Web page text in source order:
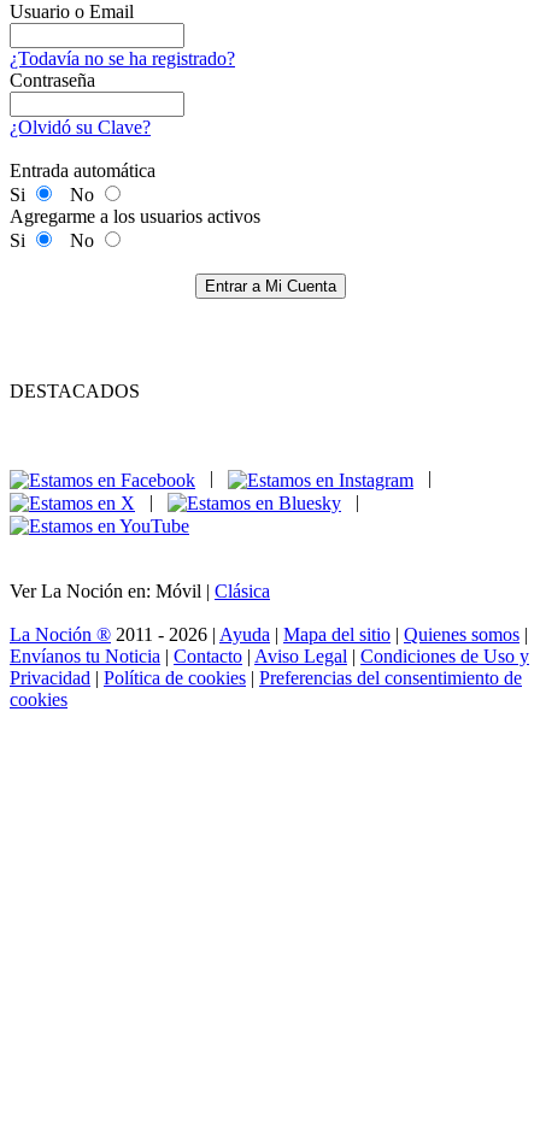
Usuario o Email
¿Todavía no se ha registrado?
Contraseña
¿Olvidó su Clave?
Entrada automática
Si
No
Agregarme a los usuarios activos
Si
No
Entrar a Mi Cuenta
DESTACADOS
|
|
Ver La Noción en: Móvil | Clásica
La Noción ® 2011 - 2026 | Ayuda | Mapa del sitio | Quienes somos |
Envíanos tu Noticia | Contacto | Aviso Legal | Condiciones de Uso y
Privacidad | Política de cookies | Preferencias del consentimiento de
cookies